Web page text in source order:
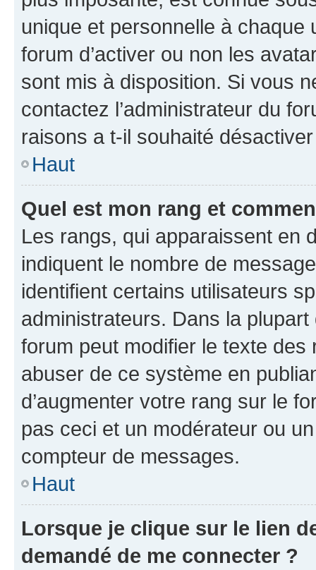
unique et personnelle à chaque
forum d’activer ou non les
sont mis à disposition. Si vous
contactez l’administrateur du
raisons a t-il souhaité
Haut
Quel est mon rang et
Les rangs, qui apparaissent en
indiquent le nombre de
identifient certains utilisateurs
administrateurs. Dans la
forum peut modifier le texte
abuser de ce système en
d’augmenter votre rang sur le
pas ceci et un modérateur ou
compteur de messages.
Haut
Lorsque je clique sur le lien
demandé de me connecter ?